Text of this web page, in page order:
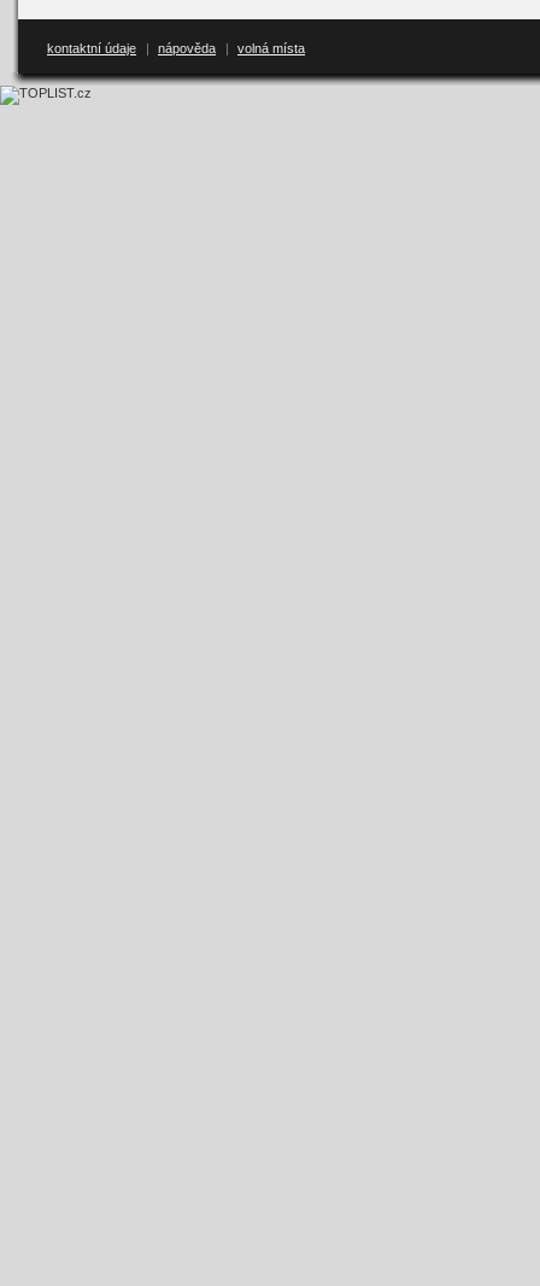
kontaktní údaje nápověda volná místa